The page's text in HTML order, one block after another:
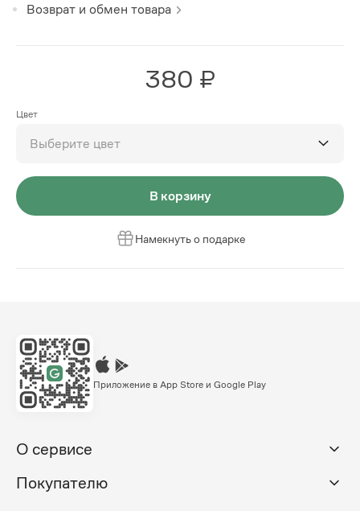
Возврат и обмен товара
380 ₽
Цвет
Выберите цвет
В корзину
Намекнуть о подарке
Приложение в App Store и Google Play
О сервисе
Покупателю